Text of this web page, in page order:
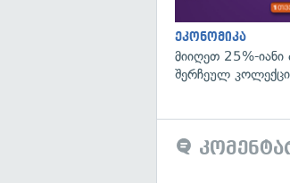
ეკონომიკა
მიიღეთ 25%-
შერჩეულ